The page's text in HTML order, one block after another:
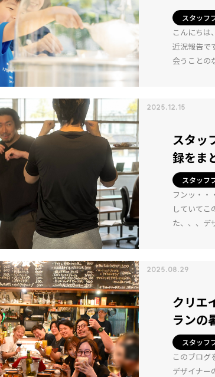
スタッフ
こんにちは
近況報告で
会うことの
2025.12.15
スタッ
録をま
スタッフ
フンッ・・
していてこ
た、、、デ
2025.08.29
クリエ
ランの
スタッフ
このブログ
デザイナー